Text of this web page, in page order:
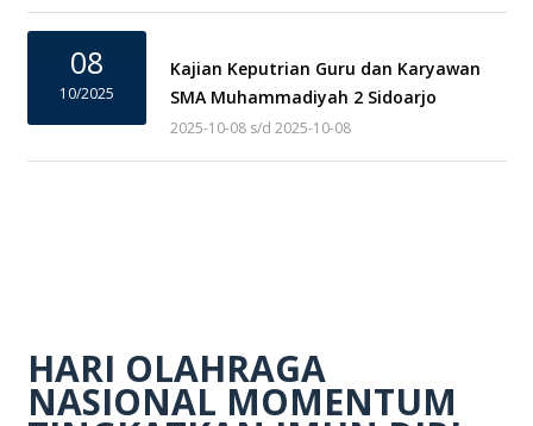
08
10/2025
Kajian Keputrian Guru dan Karyawan
SMA Muhammadiyah 2 Sidoarjo
2025-10-08 s/d 2025-10-08
HARI OLAHRAGA
NASIONAL MOMENTUM